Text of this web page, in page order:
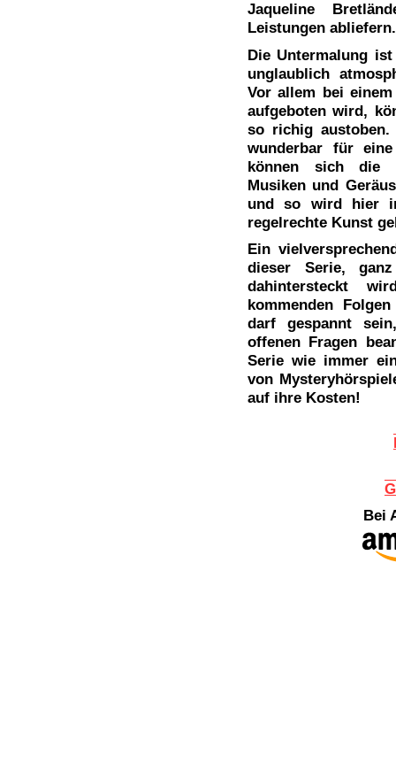
Jaqueline
Leistungen abliefern.
Die Untermalung
unglaublich
Vor allem bei
aufgeboten wird,
so richig
wunderbar für
können sich die
Musiken und
und so wird hier
regelrechte Kunst
Ein
dieser Serie,
dahintersteckt
kommenden
darf gespannt
offenen Fragen
Serie wie immer
von
auf ihre Kosten!
Bei